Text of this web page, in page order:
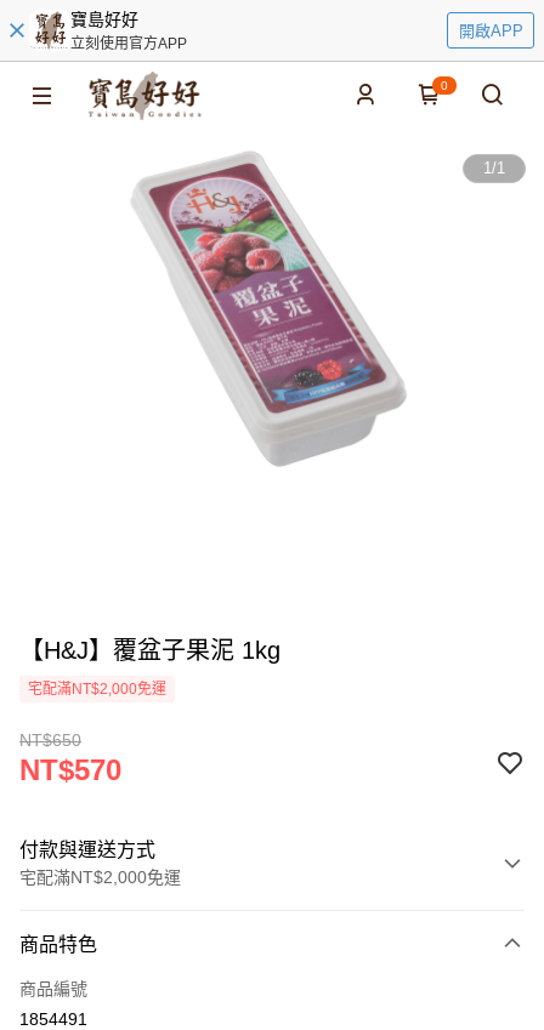
寶島好好
立刻使用官方APP
開啟APP
0
1/1
【H&J】覆盆子果泥 1kg
宅配滿NT$2,000免運
NT$650
NT$570
付款與運送方式
宅配滿NT$2,000免運
信用卡一次付款
LINE Pay
商品特色
商品編號
1854491